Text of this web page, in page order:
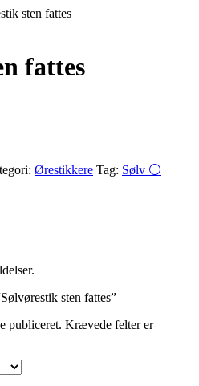
sten fattes
fattes
Ørestikkere Tag: Sølv ⚪
sten fattes”
publiceret. Krævede felter er